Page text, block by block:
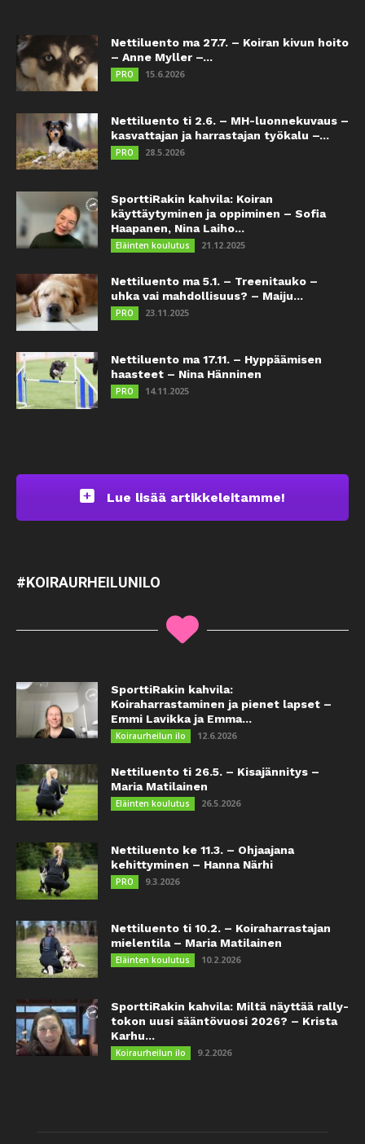
Nettiluento ma 27.7. – Koiran kivun hoito
– Anne Myller –...
PRO 15.6.2026
Nettiluento ti 2.6. – MH-luonnekuvaus –
kasvattajan ja harrastajan työkalu –...
PRO 28.5.2026
SporttiRakin kahvila: Koiran
käyttäytyminen ja oppiminen – Sofia
Haapanen, Nina Laiho...
Eläinten koulutus 21.12.2025
Nettiluento ma 5.1. – Treenitauko –
uhka vai mahdollisuus? – Maiju...
PRO 23.11.2025
Nettiluento ma 17.11. – Hyppäämisen
haasteet – Nina Hänninen
PRO 14.11.2025
Lue lisää artikkeleitamme!
#KOIRAURHEILUNILO
SporttiRakin kahvila:
Koiraharrastaminen ja pienet lapset –
Emmi Lavikka ja Emma...
Koiraurheilun ilo 12.6.2026
Nettiluento ti 26.5. – Kisajännitys –
Maria Matilainen
Eläinten koulutus 26.5.2026
Nettiluento ke 11.3. – Ohjaajana
kehittyminen – Hanna Närhi
PRO 9.3.2026
Nettiluento ti 10.2. – Koiraharrastajan
mielentila – Maria Matilainen
Eläinten koulutus 10.2.2026
SporttiRakin kahvila: Miltä näyttää rally-
tokon uusi sääntövuosi 2026? – Krista
Karhu...
Koiraurheilun ilo 9.2.2026